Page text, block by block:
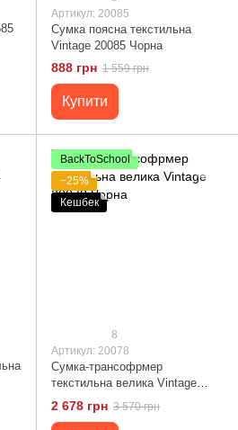
Артикул: 20085
Сумка поясна текстильна
Vintage 20085 Чорна
888 грн 1 559 грн
Купити
BackToSchool
−25%
Кешбек
8
Артикул: 20078
Сумка-трансофрмер
текстильна велика Vintage
20078 Чорна
2 678 грн 3 570 грн